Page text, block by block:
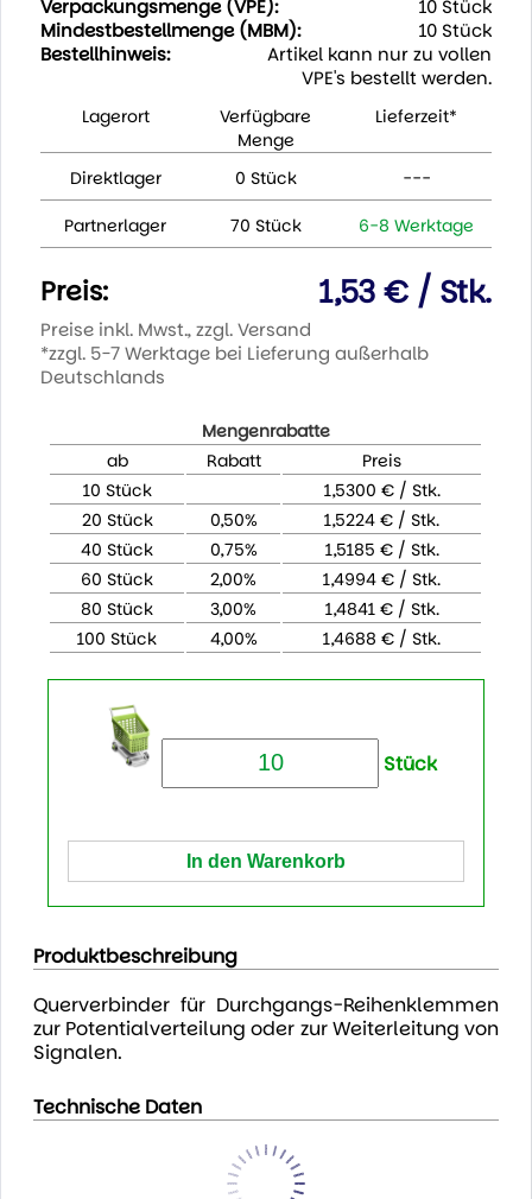
Verpackungsmenge (VPE):
10 Stück
Mindestbestellmenge (MBM):
10 Stück
Bestellhinweis:
Artikel kann nur zu vollen
VPE's bestellt werden.
Lagerort
Verfügbare
Menge
Lieferzeit*
Direktlager 0 Stück ---
Partnerlager 70 Stück 6-8 Werktage
Preis: 1,53 € / Stk.
Preise inkl. Mwst., zzgl. Versand
*zzgl. 5-7 Werktage bei Lieferung außerhalb
Deutschlands
Mengenrabatte
ab
Rabatt
Preis
10 Stück
1,5300 € / Stk.
20 Stück
0,50%
1,5224 € / Stk.
40 Stück
0,75%
1,5185 € / Stk.
60 Stück
2,00%
1,4994 € / Stk.
80 Stück
3,00%
1,4841 € / Stk.
100 Stück
4,00% 1,4688 € / Stk.
Stück
Produktbeschreibung
Querverbinder für Durchgangs-Reihenklemmen
zur Potentialverteilung oder zur Weiterleitung von
Signalen.
Technische Daten